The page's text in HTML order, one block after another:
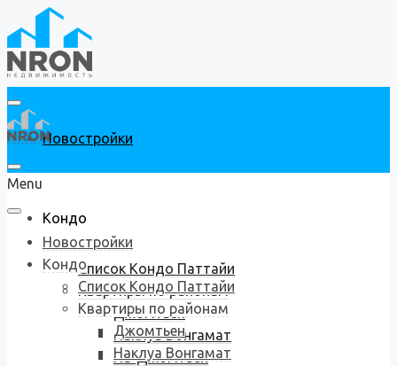
Новостройки
Кондо
Список Кондо Паттайи
Квартиры по районам
Джомтьен
Наклуа Вонгамат
На-Джомтьен
Menu
Новостройки
Кондо
Список Кондо Паттайи
Квартиры по районам
Джомтьен
Наклуа Вонгамат